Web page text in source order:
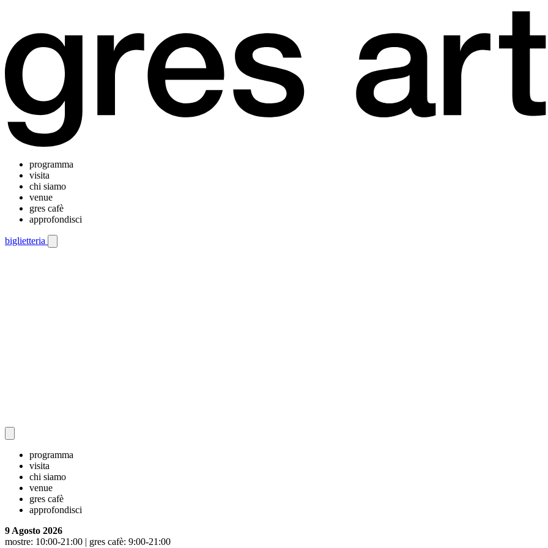
programma
visita
chi siamo
venue
gres cafè
approfondisci
biglietteria
programma
visita
chi siamo
venue
gres cafè
approfondisci
9 Agosto 2026
mostre: 10:00-21:00 | gres cafè: 9:00-21:00